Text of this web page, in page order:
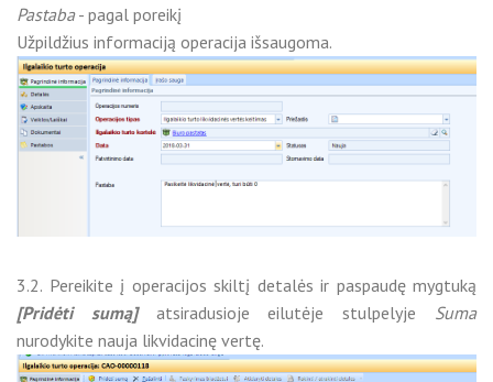
Pastaba- pagal poreikį
Užpildžius informaciją operacija išsaugoma.
3.2. Pereikite į operacijos skiltį detalės ir paspaudę mygtuką
[Pridėti sumą]atsiradusioje eilutėje stulpelyje Suma
nurodykite nauja likvidacinę vertę.